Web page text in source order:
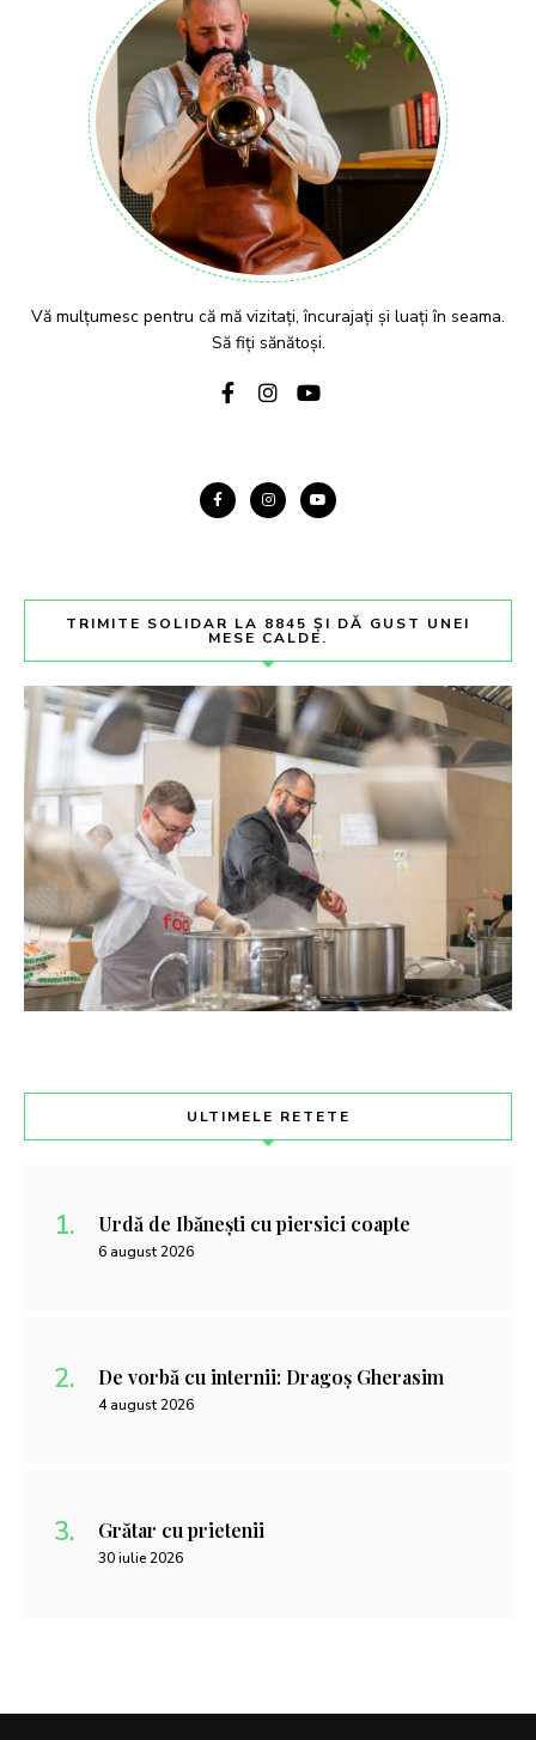
Vă mulțumesc pentru că mă vizitați, încurajați și luați în seama.
Să fiți sănătoși.
TRIMITE SOLIDAR LA 8845 ȘI DĂ GUST UNEI
MESE CALDE.
ULTIMELE RETETE
Urdă de Ibănești cu piersici coapte
6 august 2026
De vorbă cu internii: Dragoș Gherasim
4 august 2026
Grătar cu prietenii
30 iulie 2026